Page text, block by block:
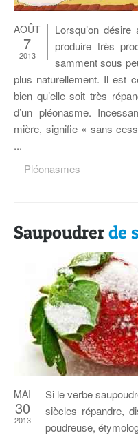
AOÛT
7
2013
Lorsqu’on
pro­duire très
sam­ment sous
plus na­tu­rel­le­ment. Il est
bien qu’elle soit très
d’un pléonasme.
mière, si­gni­fie « sans
...
Pléonasmes
Saupoudrerde
MAI
30
2013
Si le verbe
siècles ré­pandre,
pou­dreuse,